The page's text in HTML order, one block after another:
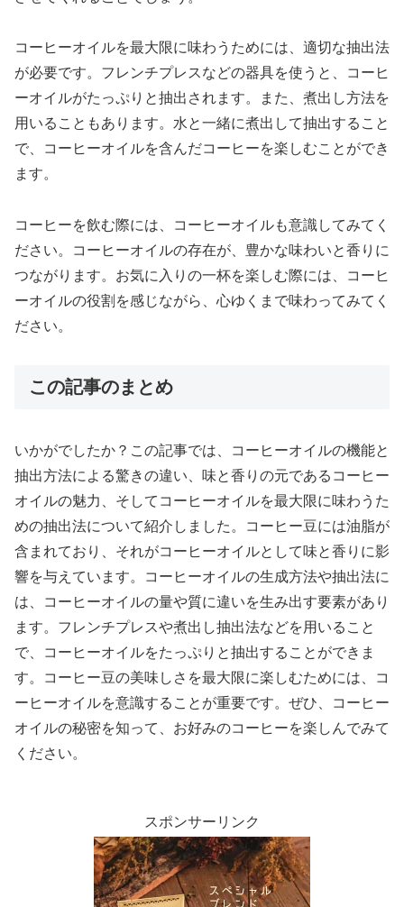
コーヒーオイルを最大限に味わうためには、適切な抽出法
が必要です。フレンチプレスなどの器具を使うと、コーヒ
ーオイルがたっぷりと抽出されます。また、煮出し方法を
用いることもあります。水と一緒に煮出して抽出すること
で、コーヒーオイルを含んだコーヒーを楽しむことができ
ます。
コーヒーを飲む際には、コーヒーオイルも意識してみてく
ださい。コーヒーオイルの存在が、豊かな味わいと香りに
つながります。お気に入りの一杯を楽しむ際には、コーヒ
ーオイルの役割を感じながら、心ゆくまで味わってみてく
ださい。
この記事のまとめ
いかがでしたか？この記事では、コーヒーオイルの機能と
抽出方法による驚きの違い、味と香りの元であるコーヒー
オイルの魅力、そしてコーヒーオイルを最大限に味わうた
めの抽出法について紹介しました。コーヒー豆には油脂が
含まれており、それがコーヒーオイルとして味と香りに影
響を与えています。コーヒーオイルの生成方法や抽出法に
は、コーヒーオイルの量や質に違いを生み出す要素があり
ます。フレンチプレスや煮出し抽出法などを用いること
で、コーヒーオイルをたっぷりと抽出することができま
す。コーヒー豆の美味しさを最大限に楽しむためには、コ
ーヒーオイルを意識することが重要です。ぜひ、コーヒー
オイルの秘密を知って、お好みのコーヒーを楽しんでみて
ください。
スポンサーリンク